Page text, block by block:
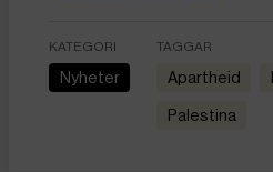
KATEGORI
Nyheter
TAGGAR
apartheid
Palestina